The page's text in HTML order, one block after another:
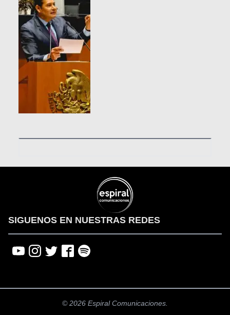
SIGUENOS EN NUESTRAS REDES
© 2026 Espiral Comunicaciones.